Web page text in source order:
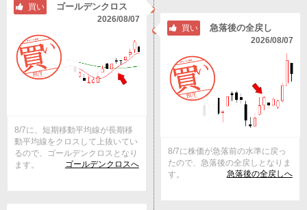
買い ゴールデンクロス
2026/08/07
8/7に、短期移動平均線が長期移
動平均線をクロスして上抜いてい
るので、ゴールデンクロスとなり
ます。
ゴールデンクロスへ
買い 急落後の全戻し
2026/08/07
8/7に株価が急落前の水準に戻っ
たので、急落後の全戻しとなりま
す。
急落後の全戻しへ